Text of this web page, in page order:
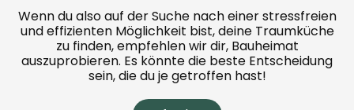
Wenn du also auf der Suche nach einer stressfreien
und effizienten Möglichkeit bist, deine Traumküche
zu finden, empfehlen wir dir, Bauheimat
auszuprobieren. Es könnte die beste Entscheidung
sein, die du je getroffen hast!